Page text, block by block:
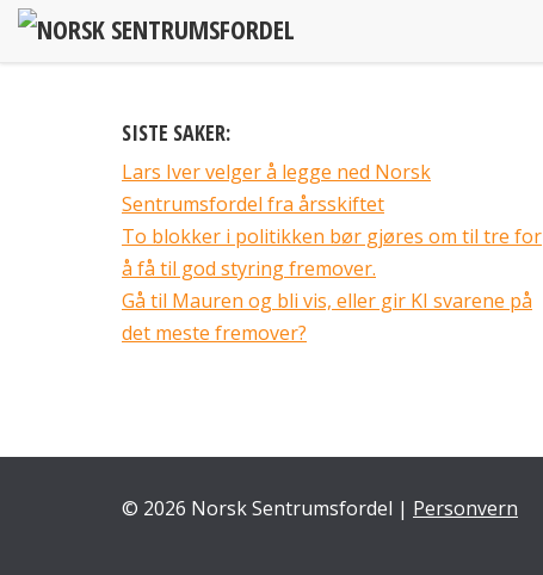
Hopp
SISTE SAKER:
Lars Iver velger å legge ned Norsk
Sentrumsfordel fra årsskiftet
To blokker i politikken bør gjøres om til tre for
å få til god styring fremover.
Gå til Mauren og bli vis, eller gir KI svarene på
det meste fremover?
© 2026 Norsk Sentrumsfordel | Personvern